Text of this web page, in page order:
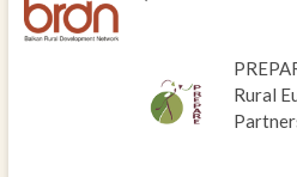
Rural